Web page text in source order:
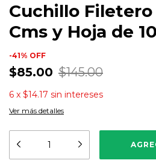
Cuchillo Filetero
Cms y Hoja de
-41% OFF
$85.00 $145.00
6 x $14.17 sin intereses
Ver más detalles